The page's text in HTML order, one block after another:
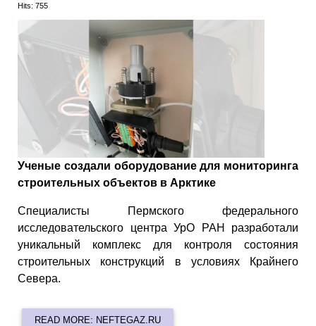
Hits: 755
Ученые создали оборудование для мониторинга
строительных объектов в Арктике
Специалисты Пермского федерального
исследовательского центра УрО РАН разработали
уникальный комплекс для контроля состояния
строительных конструкций в условиях Крайнего
Севера.
READ MORE: NEFTEGAZ.RU